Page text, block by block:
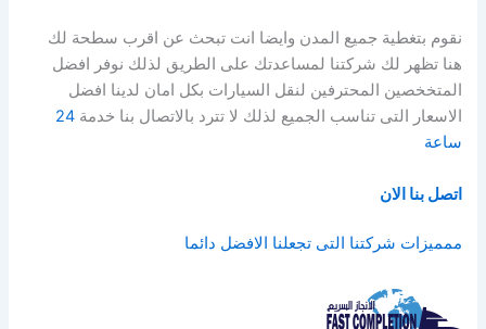
نقوم بتغطية جميع المدن وايضا انت تبحث عن اقرب سطحة لك
هنا تظهر لك شركتنا لمساعدتك على الطريق لذلك نوفر افضل
المتخخصين المحترفين لنقل السيارات بكل امان لدينا افضل
الاسعار التى تناسب الجميع لذلك لا تترد بالاتصال بنا خدمة24
ساعة
اتصل بنا الان
ممميزات شركتنا التى تجعلنا الافضل دائما